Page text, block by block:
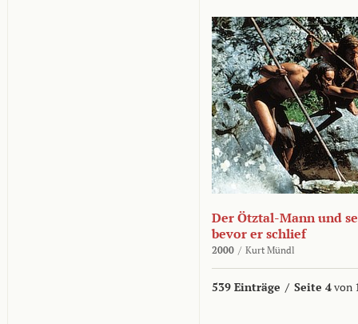
Der Ötztal-Mann und
bevor er schlief
2000 / Kurt Mündl
539 Einträge / Seite 4von